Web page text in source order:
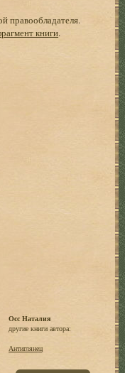
правообладателя.
книги.
Осс Наталия
другие книги автора:
Антиглянец